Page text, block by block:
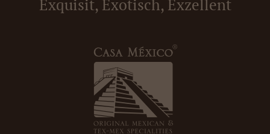
Exquisit, Exotisch, Exzellent